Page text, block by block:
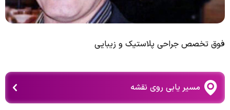
فوق تخصص جراحی پلاستیک و زیبایی
مسیر یابی روی نقشه